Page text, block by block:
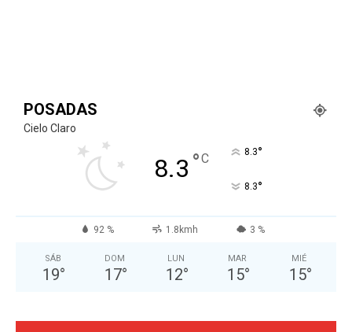
POSADAS
Cielo Claro
8.3 °C 8.3°
8.3°
92 % 1.8kmh 3 %
SÁB
19°
DOM
17°
LUN
12°
MAR
15°
MIÉ
15°